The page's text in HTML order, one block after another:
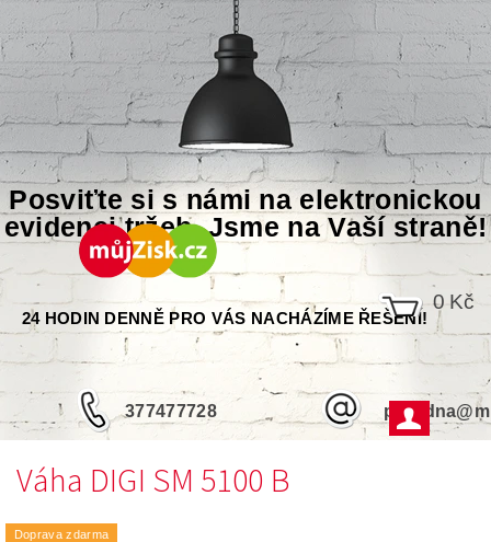
Posviťte si s námi na elektronickou
evidenci tržeb. Jsme na Vaší straně!
24 HODIN DENNĚ PRO VÁS NACHÁZÍME ŘEŠENÍ!
377477728
0 Kč
Váha DIGI SM 5100 B
Doprava zdarma